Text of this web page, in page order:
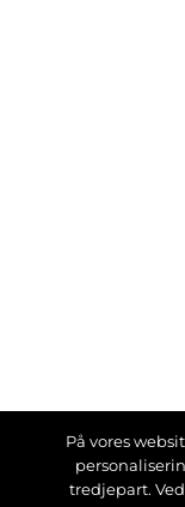
På vores
tredjepart.